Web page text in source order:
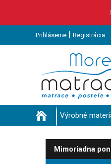
Prihlásenie | Registrácia
Výrobné
Mimoriadna